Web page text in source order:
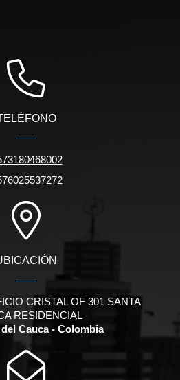
CRISTAL OF 301 SANTA
RESIDENCIAL
Cauca - Colombia